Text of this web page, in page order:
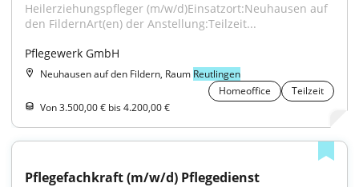
Heilerziehungspfleger (m/w/d)Einsatzort:Neuhausen auf
den FildernArt(en) der Anstellung:Teilzeit...
Pflegewerk GmbH
Neuhausen auf den Fildern, Raum Reutlingen
Homeoffice
Teilzeit
Von 3.500,00 € bis 4.200,00 €
Pflegefachkraft (m/w/d) Pflegedienst